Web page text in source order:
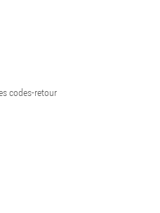
codes-retour